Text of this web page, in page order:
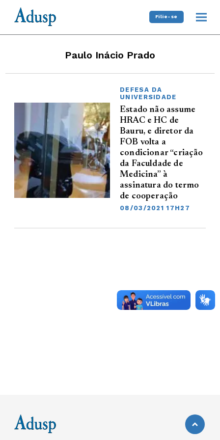
Filie-se
Paulo Inácio Prado
DEFESA DA
UNIVERSIDADE
Estado não assume
HRAC e HC de
Bauru, e diretor da
FOB volta a
condicionar “criação
da Faculdade de
Medicina” à
assinatura do termo
de cooperação
08/03/2021 17H27